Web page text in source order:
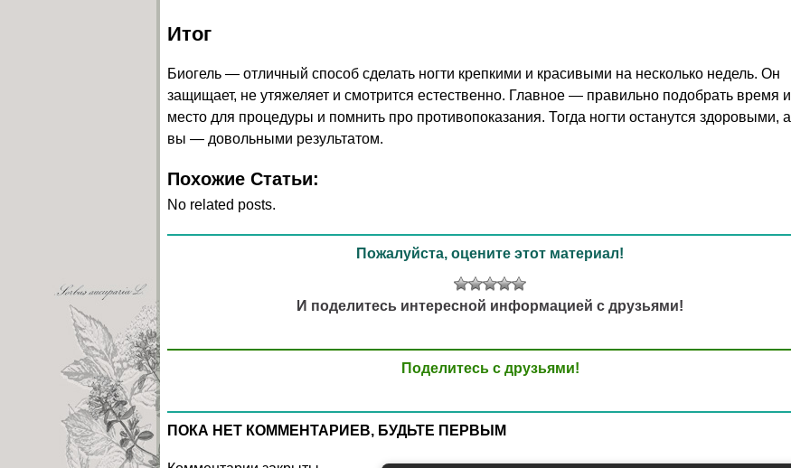
Итог
Биогель — отличный способ сделать ногти крепкими и красивыми на несколько недель. Он
защищает, не утяжеляет и смотрится естественно. Главное — правильно подобрать время и
место для процедуры и помнить про противопоказания. Тогда ногти останутся здоровыми, а
вы — довольными результатом.
Похожие Статьи:
No related posts.
Пожалуйста, оцените этот материал!
И поделитесь интересной информацией с друзьями!
Поделитесь с друзьями!
ПОКА НЕТ КОММЕНТАРИЕВ, БУДЬТЕ ПЕРВЫМ